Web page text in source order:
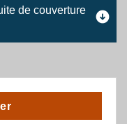
de couverture